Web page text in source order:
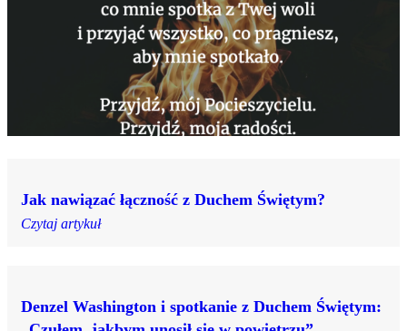
Jak nawiązać łączność z Duchem Świętym?
Czytaj artykuł
Denzel Washington i spotkanie z Duchem Świętym: